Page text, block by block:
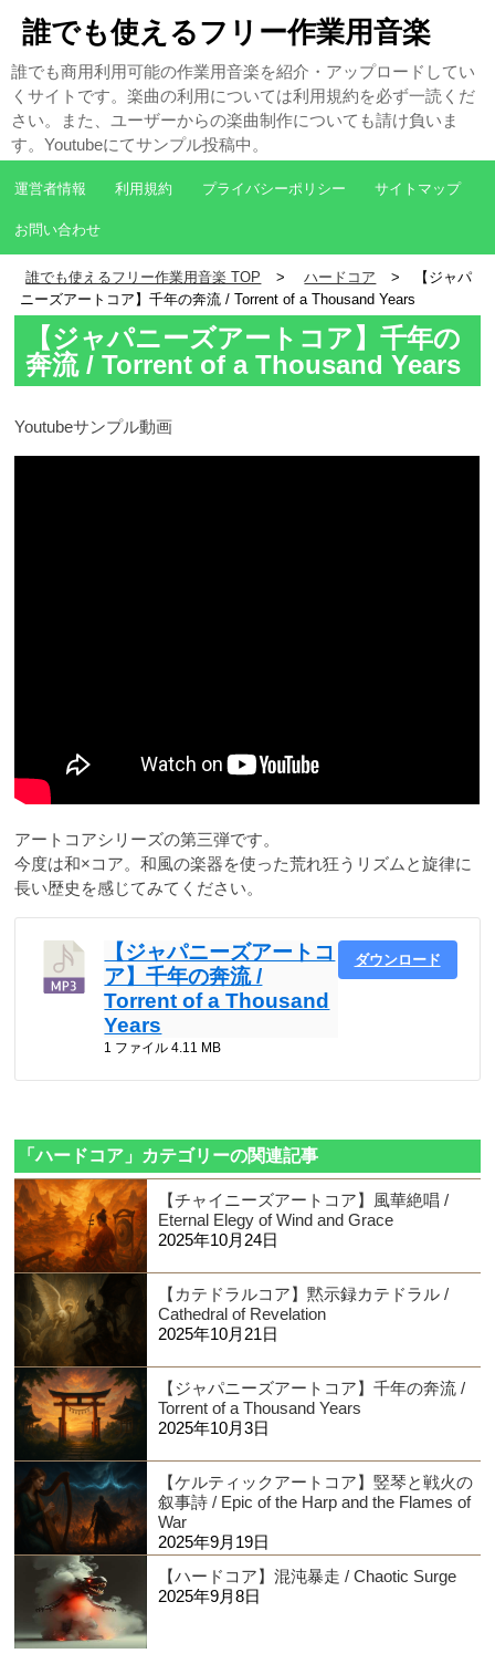
誰でも使えるフリー作業用音楽
誰でも商用利用可能の作業用音楽を紹介・アップロードしてい
くサイトです。楽曲の利用については利用規約を必ず一読くだ
さい。また、ユーザーからの楽曲制作についても請け負いま
す。Youtubeにてサンプル投稿中。
運営者情報 利用規約 プライバシーポリシー サイトマップ
お問い合わせ
誰でも使えるフリー作業用音楽 TOP ハードコア
【ジャパ
ニーズアートコア】千年の奔流 / Torrent of a Thousand Years
【ジャパニーズアートコア】千年の
奔流 / Torrent of a Thousand Years
Youtubeサンプル動画
アートコアシリーズの第三弾です。
今度は和×コア。和風の楽器を使った荒れ狂うリズムと旋律に
長い歴史を感じてみてください。
【ジャパニーズアートコ
ア】千年の奔流 /
Torrent of a Thousand
Years
1 ファイル4.11 MB
ダウンロード
「ハードコア」カテゴリーの関連記事
【チャイニーズアートコア】風華絶唱 /
Eternal Elegy of Wind and Grace
2025年10月24日
【カテドラルコア】黙示録カテドラル /
Cathedral of Revelation
2025年10月21日
【ジャパニーズアートコア】千年の奔流 /
Torrent of a Thousand Years
2025年10月3日
【ケルティックアートコア】竪琴と戦火の
叙事詩 / Epic of the Harp and the Flames of
War
2025年9月19日
【ハードコア】混沌暴走 / Chaotic Surge
2025年9月8日